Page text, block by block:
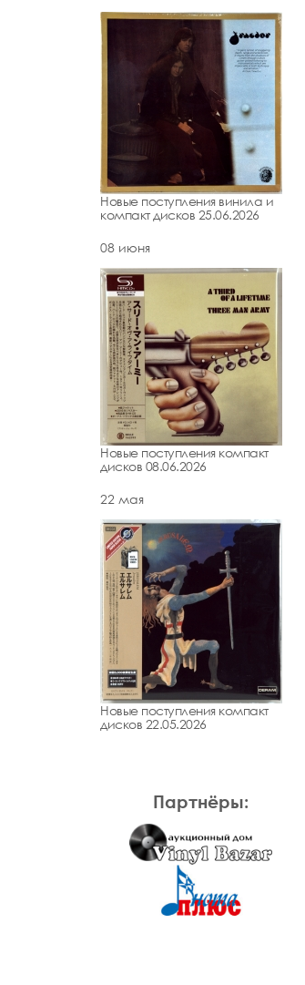
Новые поступления винила и
компакт дисков 25.06.2026
08 июня
Новые поступления компакт
дисков 08.06.2026
22 мая
Новые поступления компакт
дисков 22.05.2026
Партнёры: